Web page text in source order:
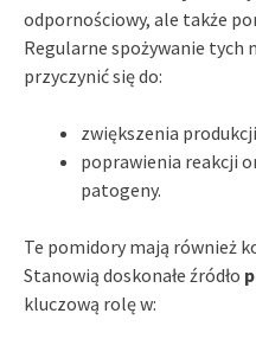
odpornościowy, ale także
Regularne spożywanie tych
przyczynić się do:
zwiększenia
poprawienia reakcji
patogeny.
Te pomidory mają również
Stanowią doskonałe źródło
kluczową rolę w: